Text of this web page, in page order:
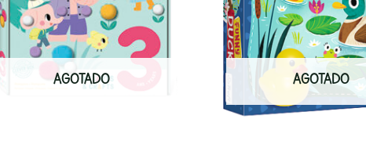
AGOTADO AGOTADO